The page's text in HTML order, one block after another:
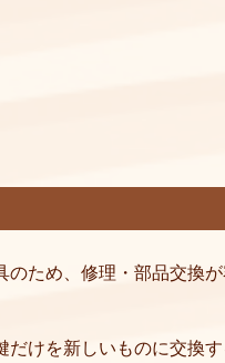
のため、修理・部品交換
だけを新しいものに交換す